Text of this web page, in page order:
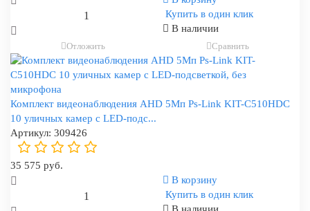
Купить в один клик
В наличии
Отложить Сравнить
Комплект видеонаблюдения AHD 5Мп Ps-Link KIT-C510HDC
10 уличных камер с LED-подс...
Артикул: 309426
35 575 руб.
В корзину
Купить в один клик